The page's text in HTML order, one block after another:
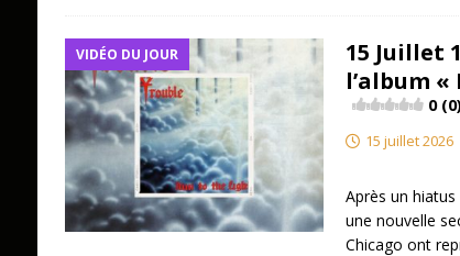
VIDÉO DU JOUR
15 Juillet
l’album
0
15 juillet 2026
Après un
une nouvelle
Chicago ont